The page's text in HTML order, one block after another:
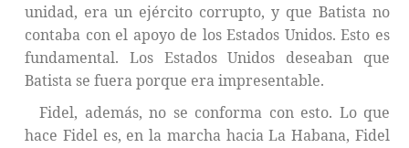
unidad, era un ejército corrupto, y que Batista no
contaba con el apoyo de los Estados Unidos. Esto es
fundamental. Los Estados Unidos deseaban que
Batista se fuera porque era impresentable.
Fidel, además, no se conforma con esto. Lo que
hace Fidel es, en la marcha hacia La Habana, Fidel